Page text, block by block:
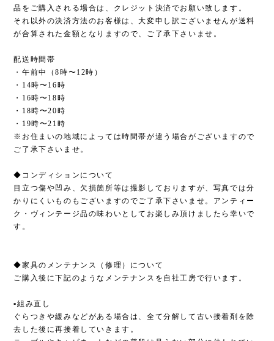
品をご購入される場合は、クレジット決済でお願い致します。
それ以外の決済方法のお客様は、大変申し訳ございませんが送料
が合算された金額となりますので、ご了承下さいませ。
配送時間帯
・午前中（8時〜12時）
・14時〜16時
・16時〜18時
・18時〜20時
・19時〜21時
※お住まいの地域によっては時間帯が違う場合がございますので
ご了承下さいませ。
◆コンディションについて
目立つ傷や凹み、欠損箇所等は撮影しておりますが、写真では分
かりにくいものもございますのでご了承下さいませ。アンティー
ク・ヴィンテージ品の味わいとしてお楽しみ頂けましたら幸いで
す。
◆家具のメンテナンス（修理）について
ご購入後に下記のようなメンテナンスを自社工房で行います。
▫︎組み直し
ぐらつきや緩みなどがある場合は、全て分解して古い接着剤を除
去した後に再接着していきます。